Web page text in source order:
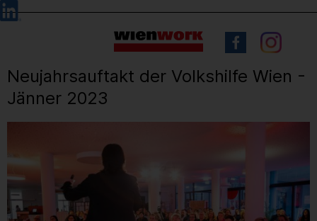
Barrierefreie
Bedienung
Sprachauswahl
Neujahrsauftakt der Volkshilfe Wien -
Jänner 2023